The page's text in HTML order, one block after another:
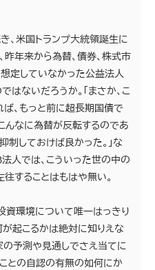
、米国トランプ大統領誕生に
昨年来から為替、債券、株式市
定していなかった公益法人
はないだろうか。「まさか、こ
、もっと前に超長期国債で
んなに為替が反転するのであ
制しておけば良かった。」な
人では、こういった世の中の
することはもはや無い。
資環境について唯一はっきり
起こるかは絶対に知りえな
の予測や見通しでさえ当てに
との自認の有無の如何にか